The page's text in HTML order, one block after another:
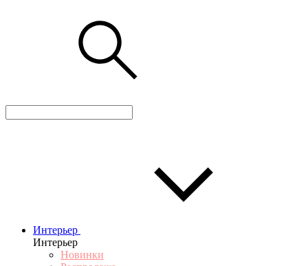
Интерьер
Интерьер
Новинки